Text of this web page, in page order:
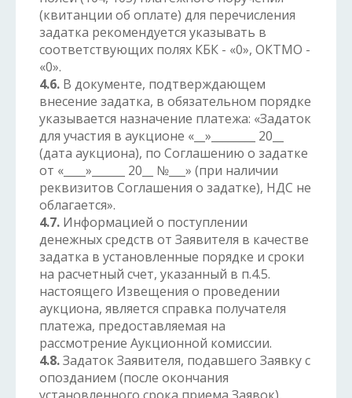
(квитанции об оплате) для перечисления
задатка рекомендуется указывать в
соответствующих полях КБК - «0», ОКТМО -
«0».
4.6. В документе, подтверждающем
внесение задатка, в обязательном порядке
указывается назначение платежа: «Задаток
для участия в аукционе «__»________ 20__
(дата аукциона), по Соглашению о задатке
от «____»______ 20__ №___» (при наличии
реквизитов Соглашения о задатке), НДС не
облагается».
4.7. Информацией о поступлении
денежных средств от Заявителя в качестве
задатка в установленные порядке и сроки
на расчетный счет, указанный в п.4.5.
настоящего Извещения о проведении
аукциона, является справка получателя
платежа, предоставляемая на
рассмотрение Аукционной комиссии.
4.8.Задаток Заявителя, подавшего Заявку с
опозданием (после окончания